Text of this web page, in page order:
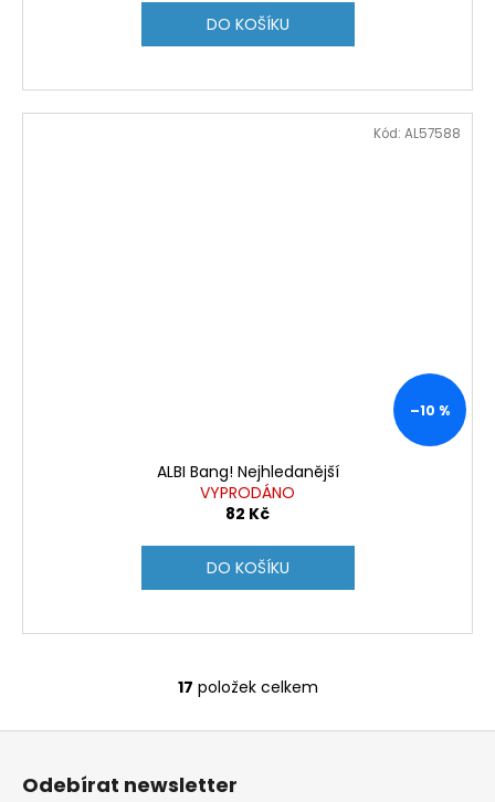
DO KOŠÍKU
–10 %
ALBI Bang! Nejhledanější
VYPRODÁNO
82 Kč
DO KOŠÍKU
Kód: AL57588
O
v
17 položek celkem
Z
Odebírat newsletter